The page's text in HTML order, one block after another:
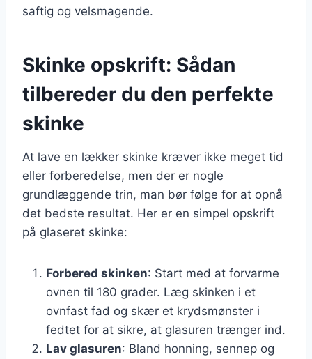
saftig og velsmagende.
Skinke opskrift: Sådan
tilbereder du den perfekte
skinke
At lave en lækker skinke kræver ikke meget tid
eller forberedelse, men der er nogle
grundlæggende trin, man bør følge for at opnå
det bedste resultat. Her er en simpel opskrift
på glaseret skinke:
Forbered skinken: Start med at forvarme
ovnen til 180 grader. Læg skinken i et
ovnfast fad og skær et krydsmønster i
fedtet for at sikre, at glasuren trænger ind.
Lav glasuren: Bland honning, sennep og